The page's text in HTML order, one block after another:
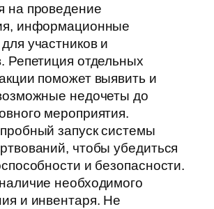
на проведение
информационные
участников и
Репетиция отдельных
поможет выявить и
недочеты до
мероприятия.
запуск системы
чтобы убедиться
и безопасности.
необходимого
и инвентаря. Не